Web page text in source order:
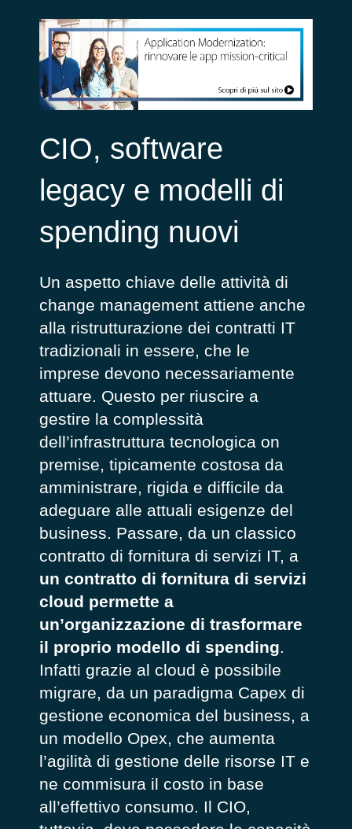
CIO, software
legacy e modelli di
spending nuovi
Un aspetto chiave delle attività di
change management attiene anche
alla ristrutturazione dei contratti IT
tradizionali in essere, che le
imprese devono necessariamente
attuare. Questo per riuscire a
gestire la complessità
dell’infrastruttura tecnologica on
premise, tipicamente costosa da
amministrare, rigida e difficile da
adeguare alle attuali esigenze del
business. Passare, da un classico
contratto di fornitura di servizi IT, a
un contratto di fornitura di servizi
cloud permette a
un’organizzazione di trasformare
il proprio modello di spending.
Infatti grazie al cloud è possibile
migrare, da un paradigma Capex di
gestione economica del business, a
un modello Opex, che aumenta
l’agilità di gestione delle risorse IT e
ne commisura il costo in base
all’effettivo consumo. Il CIO,